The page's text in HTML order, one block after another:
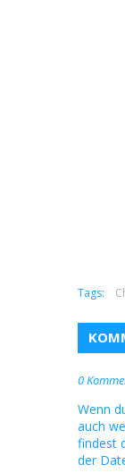
Tags:
0
Wenn
auch
findest
der